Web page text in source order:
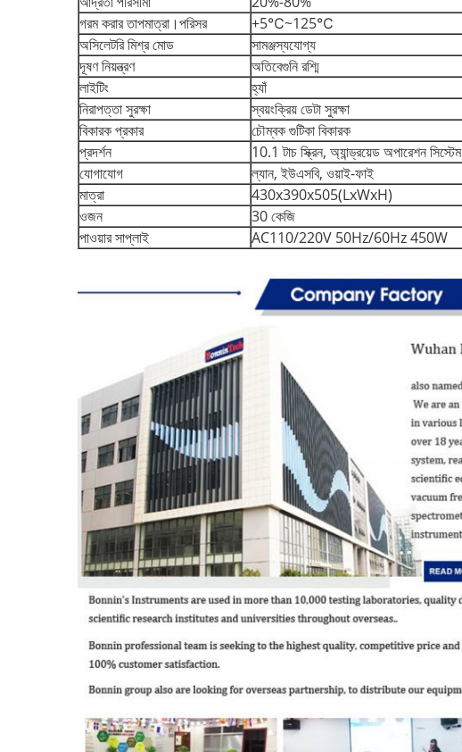
গরম করার তাপমাত্রা।পরিসর
+5℃~125℃
অসিলেটরি মিশ্র মোড
সামঞ্জস্যযোগ্য
দূষণ নিয়ন্ত্রণ
অতিবেগুনি রশ্মি
লাইটিং
হ্যাঁ
নিরাপত্তা সুরক্ষা
স্বয়ংক্রিয় ডেটা সুরক্ষা
বিকারক প্রকার
চৌম্বক গুটিকা বিকারক
প্রদর্শন
10.1 টাচ স্ক্রিন, অ্যান্ড্রয়েড অপারেশন সিস্টেম
যোগাযোগ
ল্যান, ইউএসবি, ওয়াই-ফাই
মাত্রা
430x390x505(LxWxH)
ওজন
30 কেজি
পাওয়ার সাপ্লাই
AC110/220V 50Hz/60Hz 450W